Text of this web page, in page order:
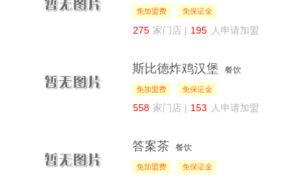
免加盟费 免保证金
275 家门店 | 195 人申请加盟
斯比德炸鸡汉堡 餐饮
免加盟费 免保证金
558 家门店 | 153 人申请加盟
答案茶 餐饮
免加盟费 免保证金